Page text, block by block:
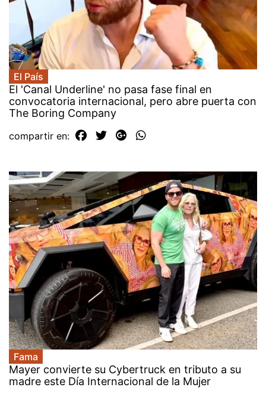
El País
El 'Canal Underline' no pasa fase final en
convocatoria internacional, pero abre puerta con
The Boring Company
compartir en:
Fama
Mayer convierte su Cybertruck en tributo a su
madre este Día Internacional de la Mujer